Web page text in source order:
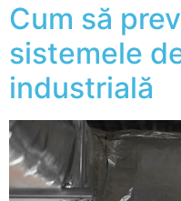
Cum să
sistemele
industrială